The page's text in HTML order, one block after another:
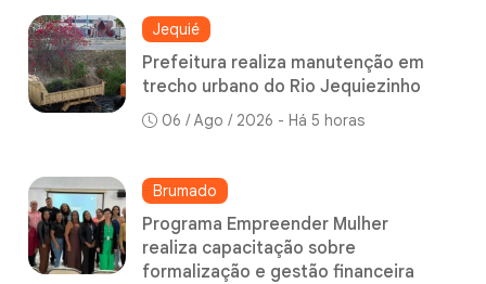
Jequié
Prefeitura realiza manutenção em
trecho urbano do Rio Jequiezinho
06 / Ago / 2026 - Há 5 horas
Brumado
Programa Empreender Mulher
realiza capacitação sobre
formalização e gestão financeira